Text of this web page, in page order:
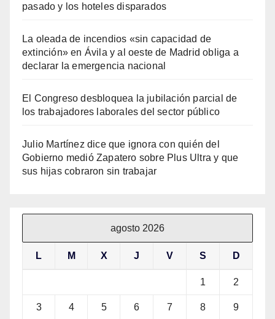
pasado y los hoteles disparados
La oleada de incendios «sin capacidad de
extinción» en Ávila y al oeste de Madrid obliga a
declarar la emergencia nacional
El Congreso desbloquea la jubilación parcial de
los trabajadores laborales del sector público
Julio Martínez dice que ignora con quién del
Gobierno medió Zapatero sobre Plus Ultra y que
sus hijas cobraron sin trabajar
agosto 2026
L M X J V S D
1 2
3 4 5 6 7 8 9